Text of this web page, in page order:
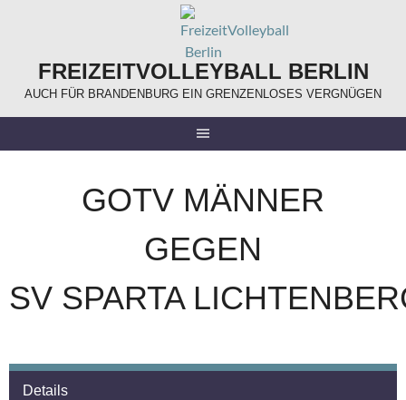
FREIZEITVOLLEYBALL BERLIN
AUCH FÜR BRANDENBURG EIN GRENZENLOSES VERGNÜGEN
GOTV MÄNNER
GEGEN
SV SPARTA
Details